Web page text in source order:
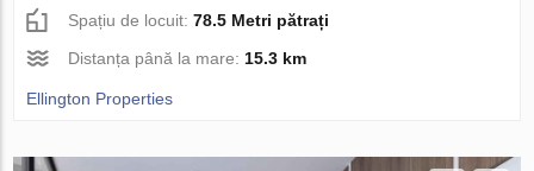
Spațiu de locuit:78.5 Metri pătrați
Distanța până la mare: 15.3 km
Ellington Properties